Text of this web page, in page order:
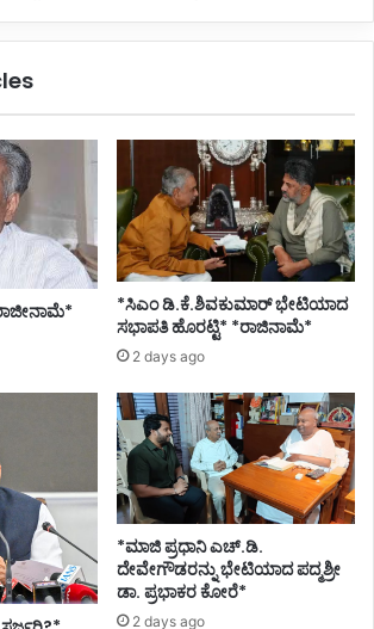
*ಸಿಎಂ ಡಿ.ಕೆ.ಶಿವಕುಮಾರ್ ಭೇಟಿಯಾದ
ಸಭಾಪತಿ ಹೊರಟ್ಟಿ* *ರಾಜಿನಾಮೆ*
2 days ago
*ಮಾಜಿ ಪ್ರಧಾನಿ ಎಚ್.ಡಿ.
ದೇವೇಗೌಡರನ್ನು ಭೇಟಿಯಾದ ಪದ್ಮಶ್ರೀ
ಡಾ. ಪ್ರಭಾಕರ ಕೋರೆ*
2 days ago